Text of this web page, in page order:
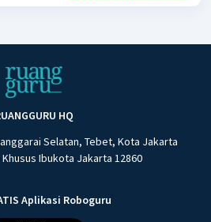
HQ
Selatan, Tebet, Kota Jakarta
Ibukota Jakarta 12860
Aplikasi Roboguru